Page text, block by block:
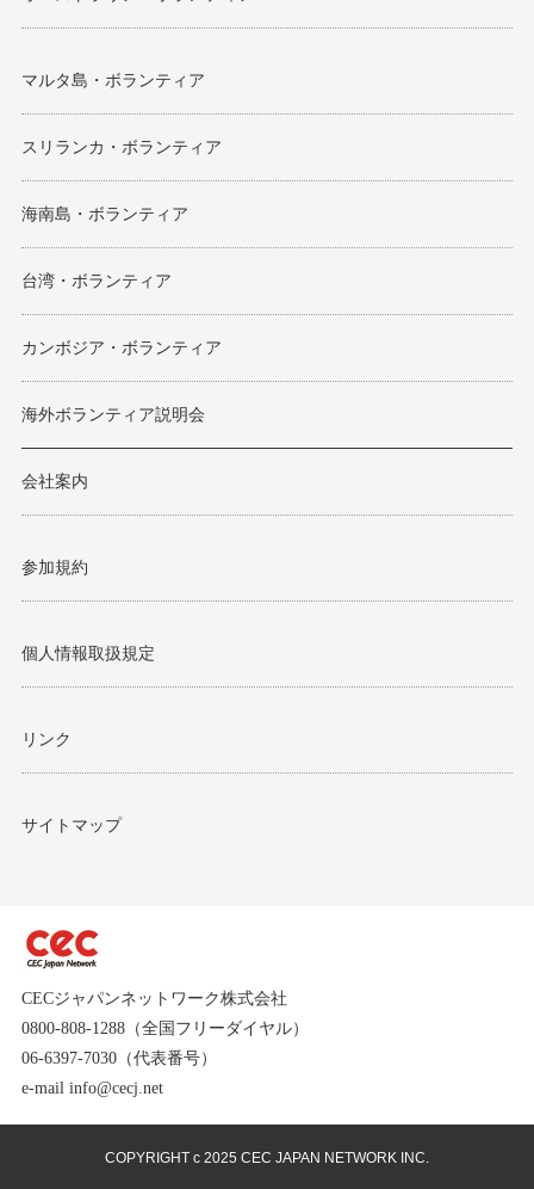
マルタ島・ボランティア
スリランカ・ボランティア
海南島・ボランティア
台湾・ボランティア
カンボジア・ボランティア
海外ボランティア説明会
会社案内
参加規約
個人情報取扱規定
リンク
サイトマップ
CECジャパンネットワーク株式会社
0800-808-1288（全国フリーダイヤル）
06-6397-7030（代表番号）
e-mail info@cecj.net
COPYRIGHT c 2025 CEC JAPAN NETWORK INC.